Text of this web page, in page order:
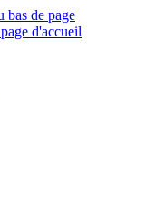
bas de page